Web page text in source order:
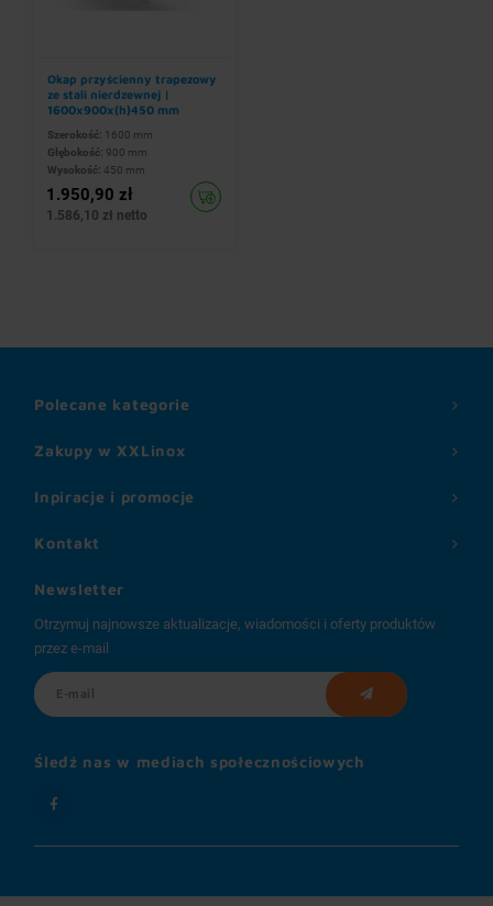
Okap przyścienny trapezowy
ze stali nierdzewnej |
1600x900x(h)450 mm
Szerokość: 1600 mm
Głębokość: 900 mm
Wysokość: 450 mm
1.950,90 zł
1.586,10 zł netto
Zakupy w XXLinox
Inpiracje i promocje
Polecane kategorie
Kontakt
Newsletter
Otrzymuj najnowsze aktualizacje, wiadomości i oferty produktów
przez e-mail
Śledź nas w mediach społecznościowych